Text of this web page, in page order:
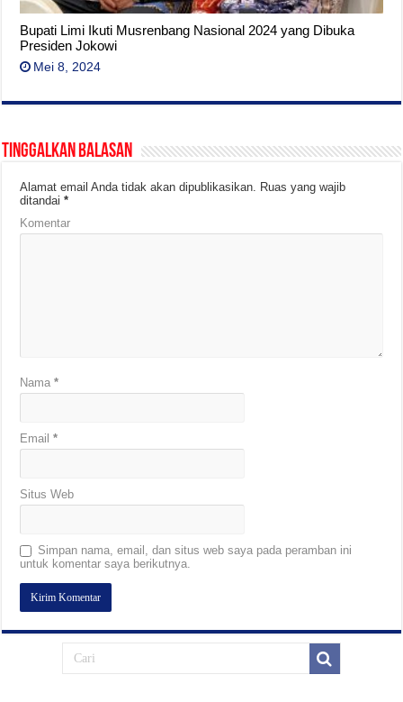
Bupati Limi Ikuti Musrenbang Nasional 2024 yang Dibuka
Presiden Jokowi
Mei 8, 2024
Tinggalkan Balasan
Alamat email Anda tidak akan dipublikasikan. Ruas yang wajib
ditandai*
Komentar
Nama*
Email*
Situs Web
Simpan nama, email, dan situs web saya pada peramban ini
untuk komentar saya berikutnya.